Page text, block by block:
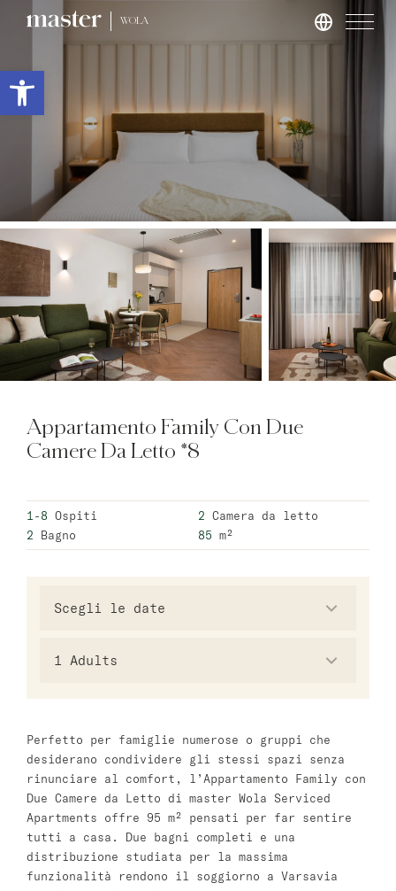
Apri la barra degli strumenti
WOLA
Roma
master Trevi
master St. Paul’s
master Cannon
Barcellona
master La Rambla
Amburgo
Varsavia
Atene
master Plaka
Salzburg
Linzergasse Salzburg
Mazeh Tel Aviv
master Shenkin
Bat Yam
Appartamento Family Con Due
Camere Da Letto *8
1-8 Ospiti 2 Camera da letto
2 Bagno 85 m²
1 Adults
Perfetto per famiglie numerose o gruppi che
desiderano condividere gli stessi spazi senza
rinunciare al comfort, l’Appartamento Family con
Due Camere da Letto di master Wola Serviced
Apartments offre 95 m² pensati per far sentire
tutti a casa. Due bagni completi e una
distribuzione studiata per la massima
funzionalità rendono il soggiorno a Varsavia